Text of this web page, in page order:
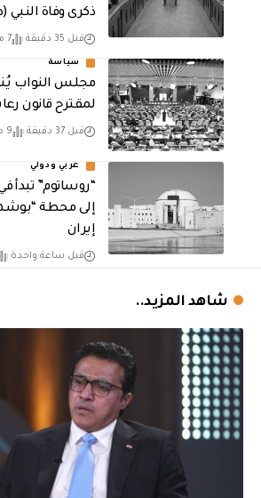
ذكرى وفاة
قبل 35 دقيقة 7 مشاهدات
سياسة
مجلس النواب
لمقترح قانون
قبل 37 دقيقة 9 مشاهدات
عربي ودولي
“روساتوم” تبدأ
إلى محطة
إيران
قبل ساعة واحدة
شاهد المزيد..